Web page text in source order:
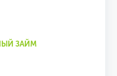
ЗАЙМ